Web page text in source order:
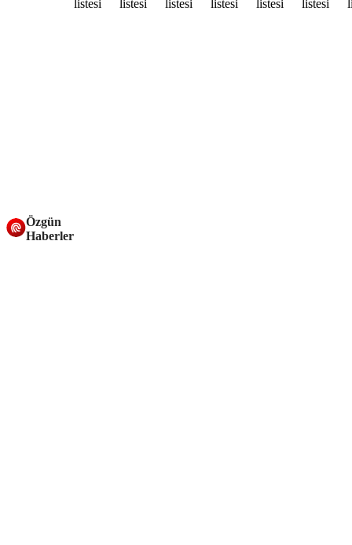
Özgün
Haberler